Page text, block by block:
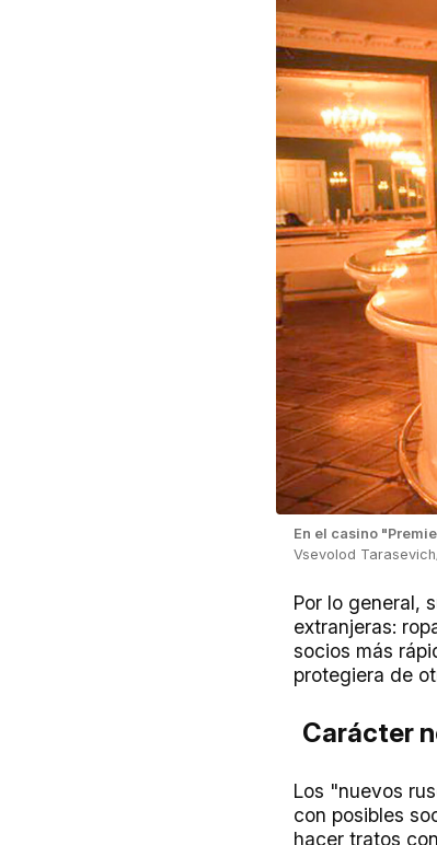
En el casino
Vsevolod
Por lo general,
extranjeras:
socios más
protegiera de
Carácter
Los "nuevos
con posibles
hacer tratos